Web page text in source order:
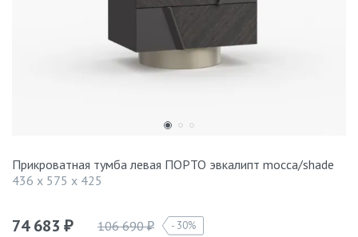
Прикроватная тумба левая ПОРТО эвкалипт mocca/shade
436 x 575 x 425
74 683 ₽ 106 690₽ 30%